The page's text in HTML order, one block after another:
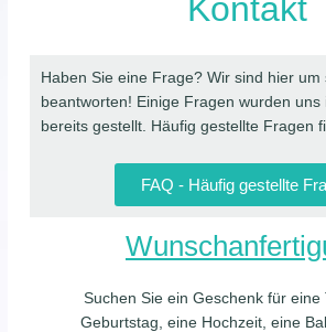
Kontakt
Haben Sie eine Frage? Wir sind hier um
beantworten! Einige Fragen wurden
bereits gestellt. Häufig gestellte Fragen
FAQ - Häufig gestellte
Suchen Sie ein Geschenk für eine
Geburtstag, eine Hochzeit, eine